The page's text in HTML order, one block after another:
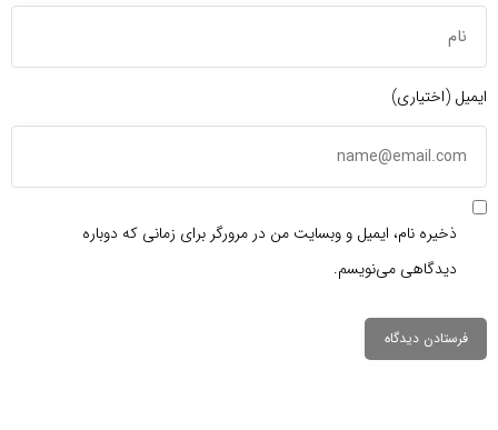
ایمیل (اختیاری)
ذخیره نام، ایمیل و وبسایت من در مرورگر برای زمانی که دوباره
دیدگاهی می‌نویسم.